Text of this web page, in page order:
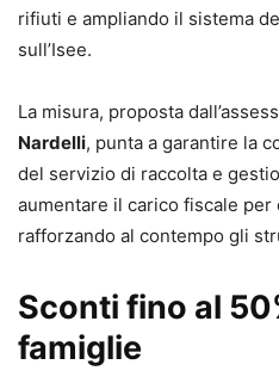
rifiuti e ampliando il sistema
sull’Isee.
La misura, proposta
Nardelli, punta a garantire la
del servizio di raccolta e
aumentare il carico fiscale
rafforzando al contempo gli
Sconti fino al
famiglie